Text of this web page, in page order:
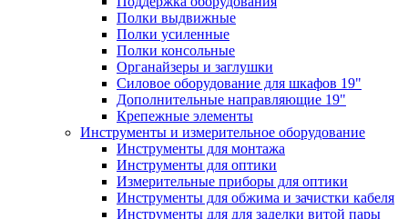
Полки выдвижные
Полки усиленные
Полки консольные
Органайзеры и заглушки
Силовое оборудование для шкафов 19"
Дополнительные направляющие 19"
Крепежные элементы
Инструменты и измерительное оборудование
Инструменты для монтажа
Инструменты для оптики
Измерительные приборы для оптики
Инструменты для обжима и зачистки кабеля
Инструменты для для заделки витой пары